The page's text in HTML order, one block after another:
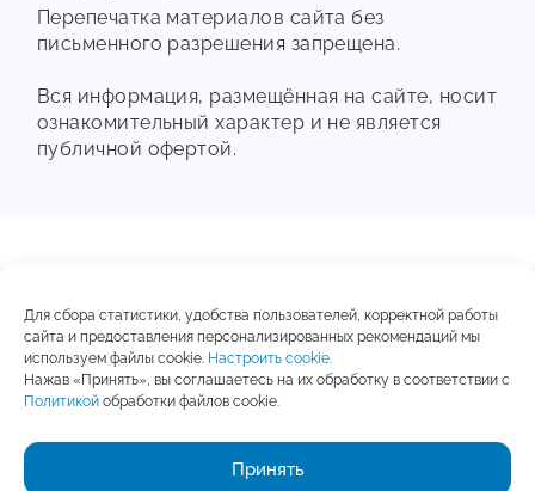
Для сбора статистики, удобства пользователей, корректной работы
сайта и предоставления персонализированных рекомендаций мы
используем файлы cookie. Настроить cookie.
Нажав «Принять», вы соглашаетесь на их обработку в соответствии с
Политикой обработки файлов cookie.
Принять
Перепечатка материалов сайта без
письменного разрешения запрещена.
Вся информация, размещённая на сайте, носит
ознакомительный характер и не является
публичной офертой.
Все права защищены
УНП 192825384
Документы
Настройка файлов Cookie